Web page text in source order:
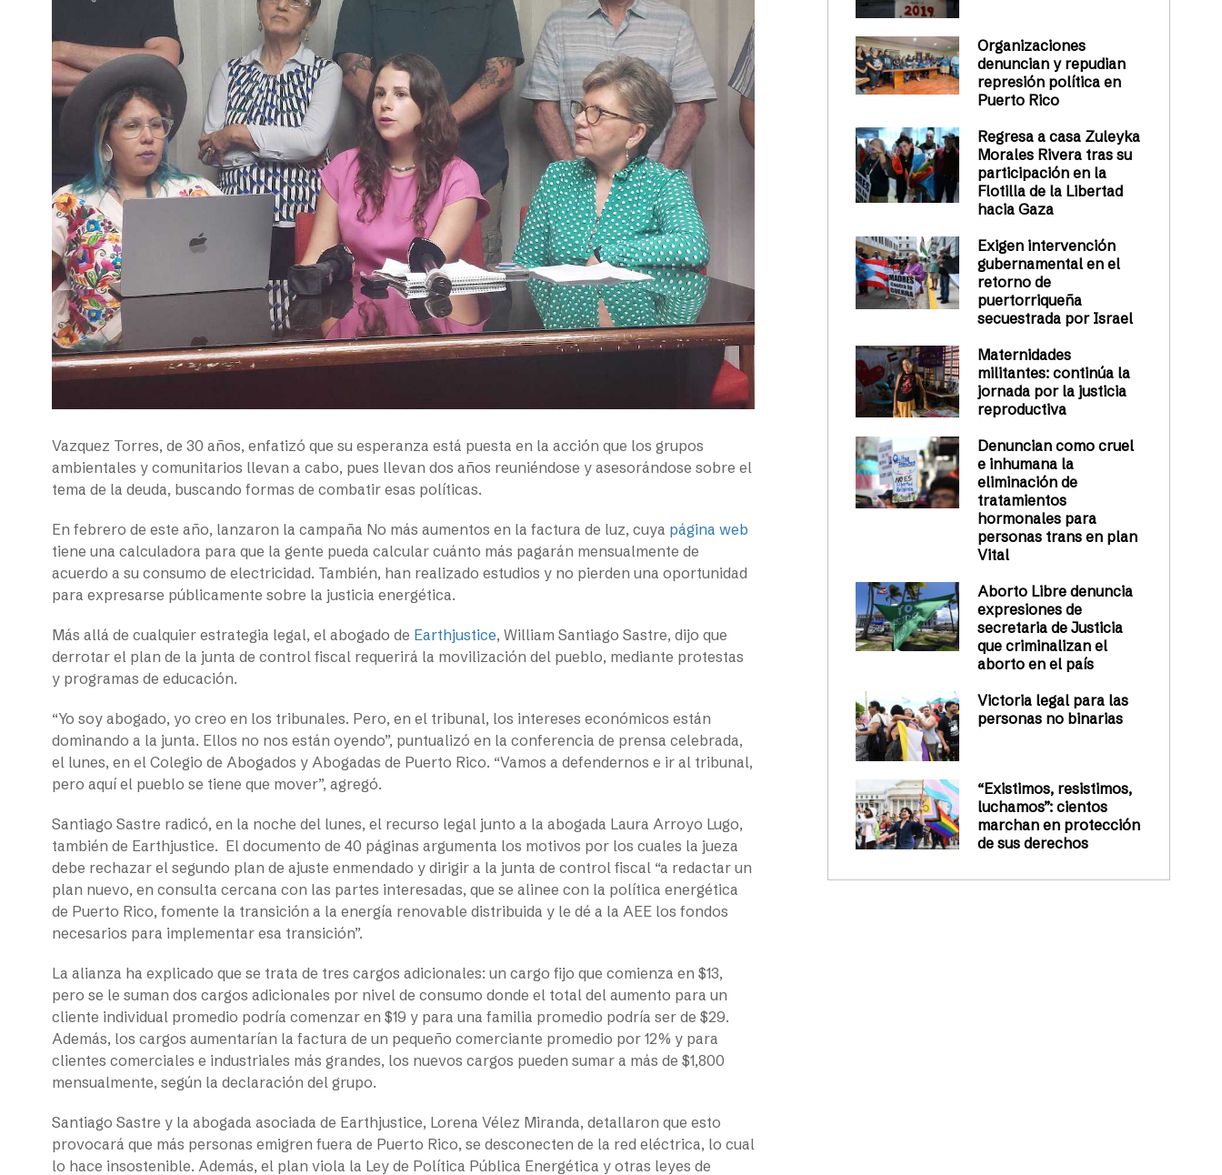
Vazquez Torres, de 30 años, enfatizó que su esperanza está puesta en la acción que los grupos
ambientales y comunitarios llevan a cabo, pues llevan dos años reuniéndose y asesorándose sobre el
tema de la deuda, buscando formas de combatir esas políticas.
En febrero de este año, lanzaron la campaña No más aumentos en la factura de luz, cuya página web
tiene una calculadora para que la gente pueda calcular cuánto más pagarán mensualmente de
acuerdo a su consumo de electricidad. También, han realizado estudios y no pierden una oportunidad
para expresarse públicamente sobre la justicia energética.
Más allá de cualquier estrategia legal, el abogado de Earthjustice, William Santiago Sastre, dijo que
derrotar el plan de la junta de control fiscal requerirá la movilización del pueblo, mediante protestas
y programas de educación.
“Yo soy abogado, yo creo en los tribunales. Pero, en el tribunal, los intereses económicos están
dominando a la junta. Ellos no nos están oyendo”, puntualizó en la conferencia de prensa celebrada,
el lunes, en el Colegio de Abogados y Abogadas de Puerto Rico. “Vamos a defendernos e ir al tribunal,
pero aquí el pueblo se tiene que mover”, agregó.
Santiago Sastre radicó, en la noche del lunes, el recurso legal junto a la abogada Laura Arroyo Lugo,
también de Earthjustice. El documento de 40 páginas argumenta los motivos por los cuales la jueza
debe rechazar el segundo plan de ajuste enmendado y dirigir a la junta de control fiscal “a redactar un
plan nuevo, en consulta cercana con las partes interesadas, que se alinee con la política energética
de Puerto Rico, fomente la transición a la energía renovable distribuida y le dé a la AEE los fondos
necesarios para implementar esa transición”.
La alianza ha explicado que se trata de tres cargos adicionales: un cargo fijo que comienza en $13,
pero se le suman dos cargos adicionales por nivel de consumo donde el total del aumento para un
cliente individual promedio podría comenzar en $19 y para una familia promedio podría ser de $29.
Además, los cargos aumentarían la factura de un pequeño comerciante promedio por 12% y para
clientes comerciales e industriales más grandes, los nuevos cargos pueden sumar a más de $1,800
mensualmente, según la declaración del grupo.
Santiago Sastre y la abogada asociada de Earthjustice, Lorena Vélez Miranda, detallaron que esto
provocará que más personas emigren fuera de Puerto Rico, se desconecten de la red eléctrica, lo cual
lo hace insostenible. Además, el plan viola la Ley de Política Pública Energética y otras leyes de
Organizaciones
denuncian y repudian
represión política en
Puerto Rico
Regresa a casa Zuleyka
Morales Rivera tras su
participación en la
Flotilla de la Libertad
hacia Gaza
Exigen intervención
gubernamental en el
retorno de
puertorriqueña
secuestrada por Israel
Maternidades
militantes: continúa la
jornada por la justicia
reproductiva
Denuncian como cruel
e inhumana la
eliminación de
tratamientos
hormonales para
personas trans en plan
Vital
Aborto Libre denuncia
expresiones de
secretaria de Justicia
que criminalizan el
aborto en el país
Victoria legal para las
personas no binarias
“Existimos, resistimos,
luchamos”: cientos
marchan en protección
de sus derechos